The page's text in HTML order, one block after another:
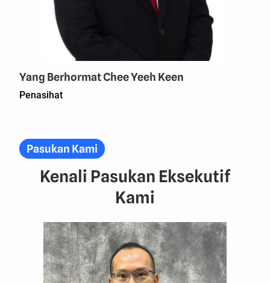
Yang Berhormat Chee Yeeh Keen
Penasihat
Pasukan Kami
Kenali Pasukan Eksekutif
Kami